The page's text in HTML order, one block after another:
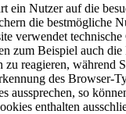
Nutzer auf die
die bestmögliche
verwendet
Beispiel auch
reagieren,
des Browser-
so
enthalten